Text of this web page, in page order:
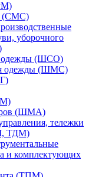
(СМС)
уборочного
одежды (ШСО)
одежды (ШМС)
(ШМА)
тележки
ТДМ)
и комплектующих